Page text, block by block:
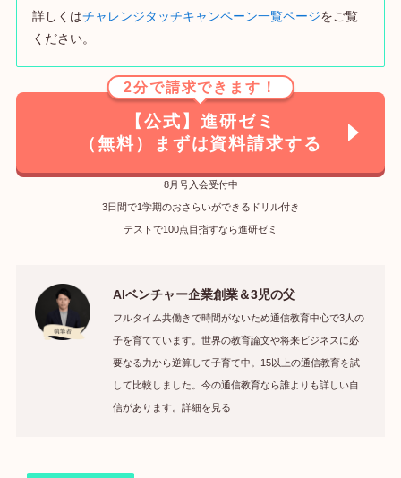
詳しくはチャレンジタッチキャンペーン一覧ページをご覧
ください。
2分で請求できます！
【公式】進研ゼミ
（無料）まずは資料請求する
8月号入会受付中
3日間で1学期のおさらいができるドリル付き
テストで100点目指すなら進研ゼミ
AIベンチャー企業創業＆3児の父
フルタイム共働きで時間がないため通信教育中心で3人の
子を育てています。世界の教育論文や将来ビジネスに必
要なる力から逆算して子育て中。15以上の通信教育を試
して比較しました。今の通信教育なら誰よりも詳しい自
信があります。詳細を見る